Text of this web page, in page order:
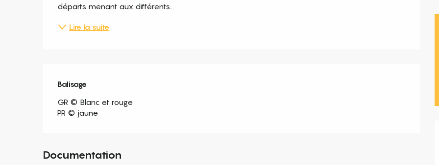
départs menant aux différents...
Lire la suite
Balisage
GR © Blanc et rouge
PR © jaune
Documentation